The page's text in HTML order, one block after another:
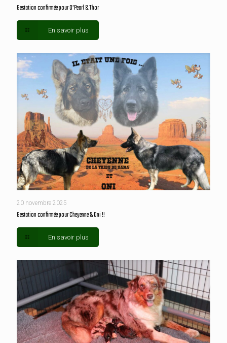
Gestation confirmée pour O’Pearl & Thor
En savoir plus
20 novembre 2025
Gestation confirmée pour Cheyenne & Oni !!
En savoir plus